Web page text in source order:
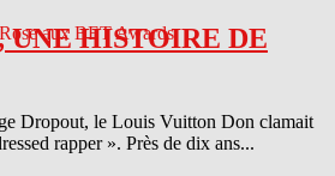
UNE HISTOIRE DE
Dropout, le Louis Vuitton Don clamait
rapper ». Près de dix ans...